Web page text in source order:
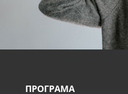
ПРОГРАМА